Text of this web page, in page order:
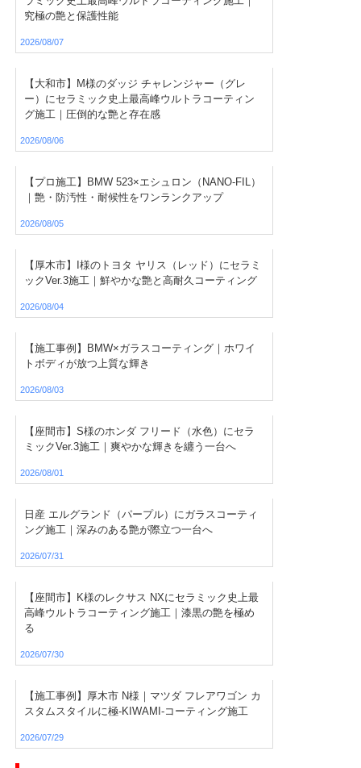
究極の艶と保護性能
2026/08/07
【大和市】M様のダッジ チャレンジャー（グレ
ー）にセラミック史上最高峰ウルトラコーティン
グ施工｜圧倒的な艶と存在感
2026/08/06
【プロ施工】BMW 523×エシュロン（NANO-FIL）
｜艶・防汚性・耐候性をワンランクアップ
2026/08/05
【厚木市】I様のトヨタ ヤリス（レッド）にセラミ
ックVer.3施工｜鮮やかな艶と高耐久コーティング
2026/08/04
【施工事例】BMW×ガラスコーティング｜ホワイ
トボディが放つ上質な輝き
2026/08/03
【座間市】S様のホンダ フリード（水色）にセラ
ミックVer.3施工｜爽やかな輝きを纏う一台へ
2026/08/01
日産 エルグランド（パープル）にガラスコーティ
ング施工｜深みのある艶が際立つ一台へ
2026/07/31
【座間市】K様のレクサス NXにセラミック史上最
高峰ウルトラコーティング施工｜漆黒の艶を極め
る
2026/07/30
【施工事例】厚木市 N様｜マツダ フレアワゴン カ
スタムスタイルに極-KIWAMI-コーティング施工
2026/07/29